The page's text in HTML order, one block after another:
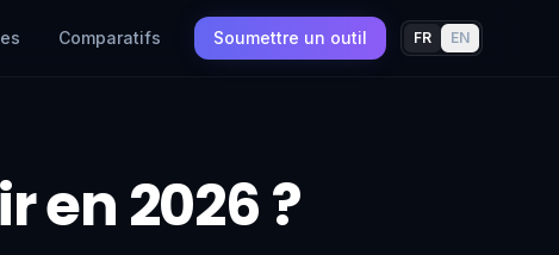
Comparatifs Soumettre un outil FR EN
en 2026 ?